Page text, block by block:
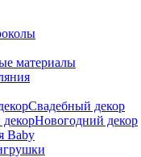
материалы
Свадебный декор
Новогодний декор
Baby